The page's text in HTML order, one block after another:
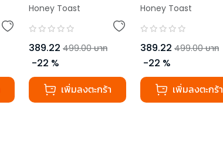
Honey Toast
389.22 499.00 บาท
-22 %
เพิ่มลงตะกร้า
Honey Toast
389.22 499.00 บาท
-22 %
เพิ่มลงตะกร้า